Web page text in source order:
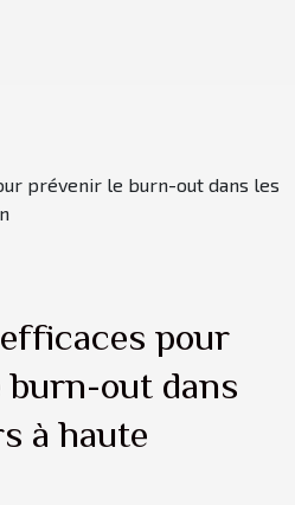
prévenir le burn-out dans les
pour
out dans
à haute